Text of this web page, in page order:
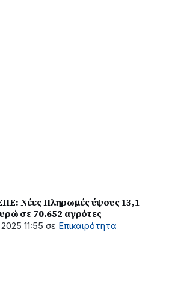
Νέες Πληρωμές ύψους 13,1
σε 70.652 αγρότες
11:55 σε Επικαιρότητα